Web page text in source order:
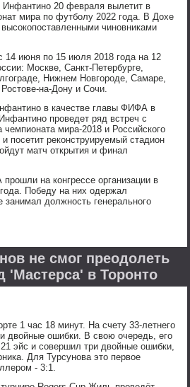
20 февраля вылетит в
мира по футболу 2022 года. В Дохе
чиновниками
14 июня по 15 июля 2018 года на 12
Москве, Санкт-Петербурге,
Нижнем Новгороде, Самаре,
на-Дону и Сочи.
в качестве главы ФИФА в
проведет ряд встреч с
чемпионата мира-2018 и Российского
посетит реконструируемый стадион
матч открытия и финал
на конгрессе организации в
Победу на них одержал
занимал должность генерального
не смог преодолеть
'Мастерса' в Торонто
1 час 18 минут. На счету 33-летнего
двойные ошибки. В свою очередь, его
эйс и совершил три двойные ошибки,
Для Турсунова это первое
- 3:1.